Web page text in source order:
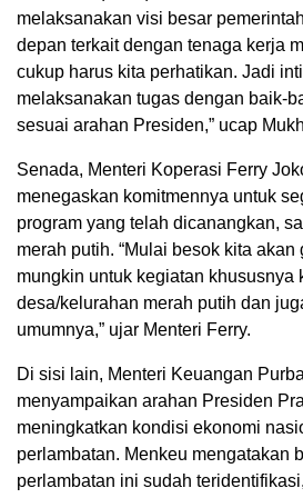
melaksanakan visi besar
depan terkait dengan tenaga kerja
cukup harus kita perhatikan. Jadi
melaksanakan tugas dengan baik-
sesuai arahan Presiden,” ucap
Senada, Menteri Koperasi Ferry
menegaskan komitmennya untuk
program yang telah dicanangkan,
merah putih. “Mulai besok kita akan
mungkin untuk kegiatan khususnya
desa/kelurahan merah putih dan
umumnya,” ujar Menteri Ferry.
Di sisi lain, Menteri Keuangan
menyampaikan arahan Presiden
meningkatkan kondisi ekonomi
perlambatan. Menkeu mengatakan
perlambatan ini sudah